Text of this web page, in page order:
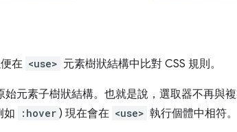
在 <use> 元素樹狀結構中比對 CSS 規則。
始元素子樹狀結構。也就是說，選取器不再與
如
:hover ) 現在會在 <use> 執行個體中相符。